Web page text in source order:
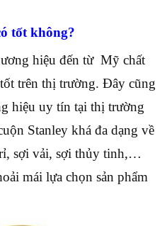
tốt không?
hiệu đến từ Mỹ chất
trên thị trường. Đây cũng
hiệu uy tín tại thị trường
Stanley khá đa dạng về
sợi vải, sợi thủy tinh,…
mái lựa chọn sản phẩm